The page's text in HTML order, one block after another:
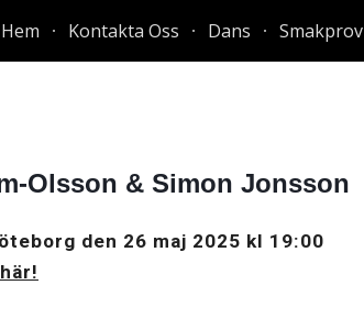
Skip to navigation
Hem Kontakta Oss Dans Smakprov
Olsson & Simon Jonsson
den 26 maj 2025 kl 1 9:00